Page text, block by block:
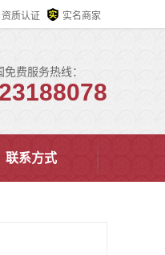
资质认证 实名商家
免费服务热线：
联系方式